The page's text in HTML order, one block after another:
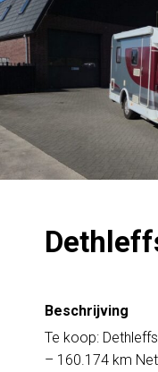
Beschrijving
Te koop:
– 160.174 km